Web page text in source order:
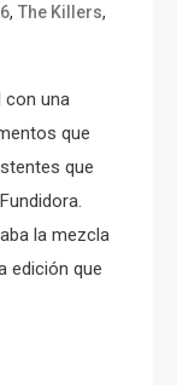
, The Killers,
con una
que
que
la mezcla
edición que